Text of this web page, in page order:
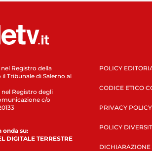
Registro della
Tribunale di Salerno al
Registro degli
c/o
onda su:
DIGITALE TERRESTRE
POLICY
CODICE ETICO
PRIVACY POLICY
POLICY
DICHIARAZIONE